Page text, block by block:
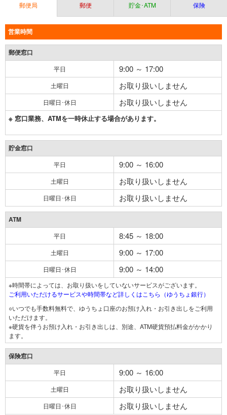
郵便局 郵便 貯金･ATM 保険
営業時間
郵便窓口
平日 9:00 ～ 17:00
土曜日 お取り扱いしません
日曜日･休日 お取り扱いしません
※ 窓口業務、ATMを一時休止する場合があります。
貯金窓口
平日 9:00 ～ 16:00
土曜日 お取り扱いしません
日曜日･休日 お取り扱いしません
ATM
平日 8:45 ～ 18:00
土曜日 9:00 ～ 17:00
日曜日･休日 9:00 ～ 14:00
※時間帯によっては、お取り扱いをしていないサービスがございます。
ご利用いただけるサービスや時間帯など詳しくはこちら（ゆうちょ銀行）
○いつでも手数料無料で、ゆうちょ口座のお預け入れ・お引き出しをご利用
いただけます。
※硬貨を伴うお預け入れ・お引き出しは、別途、ATM硬貨預払料金がかかり
ます。
保険窓口
平日 9:00 ～ 16:00
土曜日 お取り扱いしません
日曜日･休日 お取り扱いしません